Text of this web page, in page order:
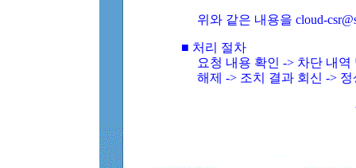
위와 같은 내용을 cloud-
■ 처리 절차
요청 내용 확인 -> 차단 내
해제 -> 조치 결과 회신 ->